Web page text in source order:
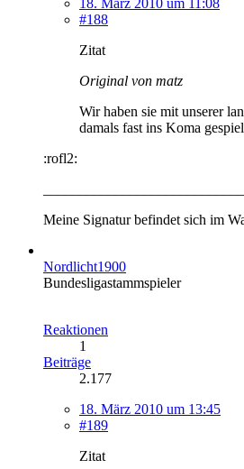
#188
Zitat
Original von matz
Wir haben sie mit unserer
damals fast ins Koma
:rofl2:
Meine Signatur befindet sich im
Nordlicht1900
Bundesligastammspieler
Reaktionen
1
Beiträge
2.177
18. März 2010 um 13:45
#189
Zitat